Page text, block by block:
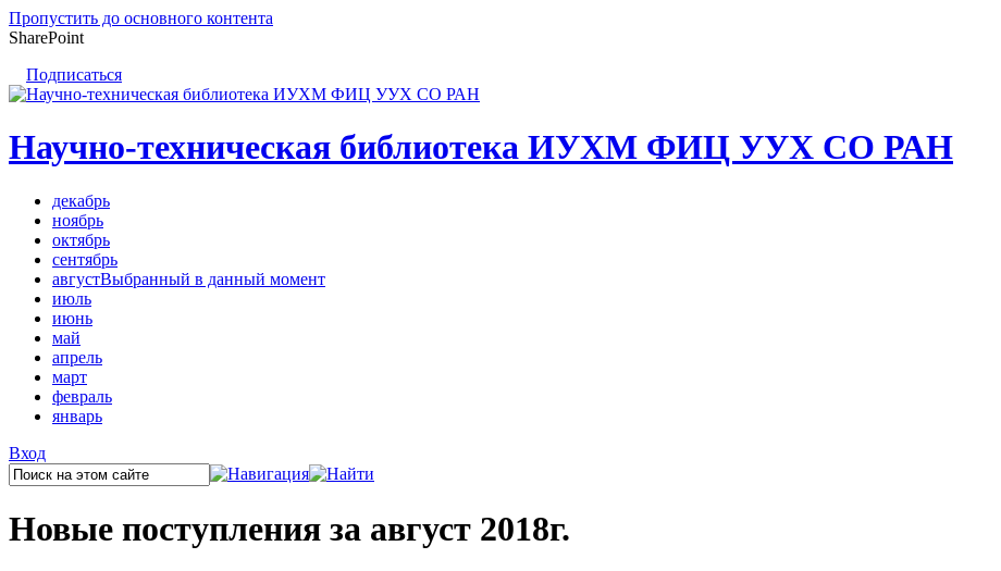
Пропустить до основного контента
SharePoint
Подписаться
Научно-техническая библиотека ИУХМ ФИЦ УУХ СО РАН
декабрь
ноябрь
октябрь
сентябрь
августВыбранный в данный момент
июль
июнь
май
апрель
март
февраль
январь
Вход
Новые поступления за август 2018г.